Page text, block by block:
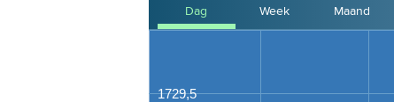
Dag Week Maand
1729,5